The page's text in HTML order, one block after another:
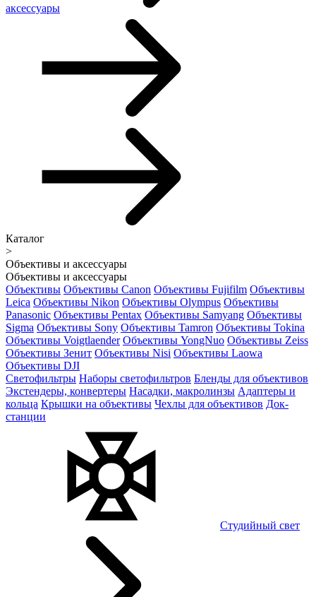
аксессуары
Каталог
>
Объективы и аксессуары
Объективы и аксессуары
Объективы Объективы Canon Объективы Fujifilm Объективы
Leica Объективы Nikon Объективы Olympus Объективы
Panasonic Объективы Pentax Объективы Samyang Объективы
Sigma Объективы Sony Объективы Tamron Объективы Tokina
Объективы Voigtlaender Объективы YongNuo Объективы Zeiss
Объективы Зенит Объективы Nisi Объективы Laowa
Объективы DJI
Светофильтры Наборы светофильтров Бленды для объективов
Экстендеры, конвертеры Насадки, макролинзы Адаптеры и
кольца Крышки на объективы Чехлы для объективов Док-
станции
Студийный свет